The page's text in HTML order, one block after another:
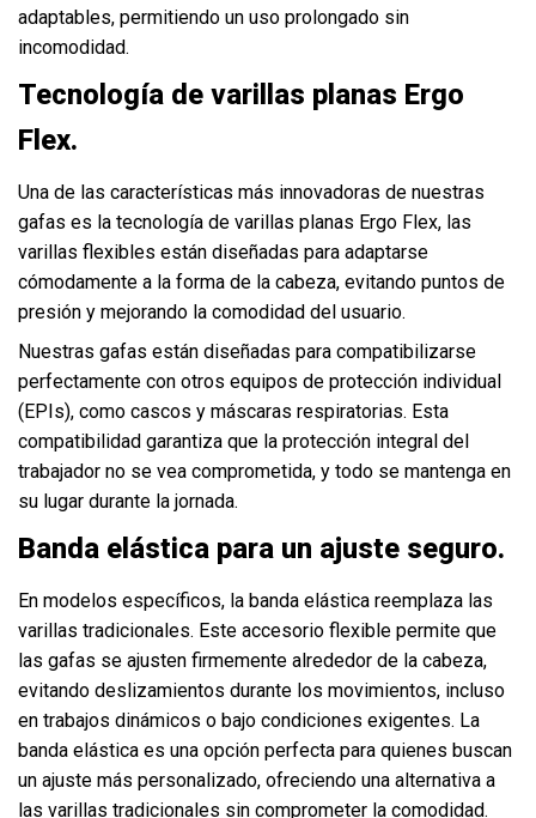
adaptables, permitiendo un uso prolongado sin
incomodidad.
Tecnología de varillas planas Ergo
Flex.
Una de las características más innovadoras de nuestras
gafas es la tecnología de varillas planas Ergo Flex, las
varillas flexibles están diseñadas para adaptarse
cómodamente a la forma de la cabeza, evitando puntos de
presión y mejorando la comodidad del usuario.
Nuestras gafas están diseñadas para compatibilizarse
perfectamente con otros equipos de protección individual
(EPIs), como cascos y máscaras respiratorias. Esta
compatibilidad garantiza que la protección integral del
trabajador no se vea comprometida, y todo se mantenga en
su lugar durante la jornada.
Banda elástica para un ajuste seguro.
En modelos específicos, la banda elástica reemplaza las
varillas tradicionales. Este accesorio flexible permite que
las gafas se ajusten firmemente alrededor de la cabeza,
evitando deslizamientos durante los movimientos, incluso
en trabajos dinámicos o bajo condiciones exigentes. La
banda elástica es una opción perfecta para quienes buscan
un ajuste más personalizado, ofreciendo una alternativa a
las varillas tradicionales sin comprometer la comodidad.